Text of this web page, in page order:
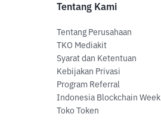
Tentang Kami
Tentang Perusahaan
TKO Mediakit
Syarat dan Ketentuan
Kebijakan Privasi
Program Referral
Indonesia Blockchain Week
Toko Token